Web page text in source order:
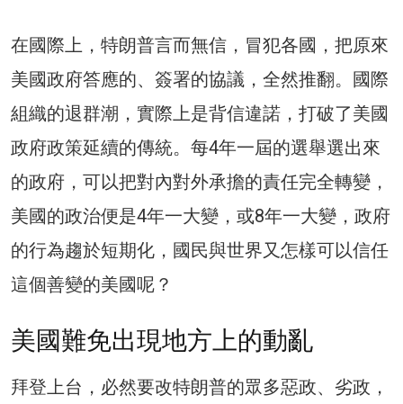
在國際上，特朗普言而無信，冒犯各國，把原來
美國政府答應的、簽署的協議，全然推翻。國際
組織的退群潮，實際上是背信違諾，打破了美國
政府政策延續的傳統。每4年一屆的選舉選出來
的政府，可以把對內對外承擔的責任完全轉變，
美國的政治便是4年一大變，或8年一大變，政府
的行為趨於短期化，國民與世界又怎樣可以信任
這個善變的美國呢？
美國難免出現地方上的動亂
拜登上台，必然要改特朗普的眾多惡政、劣政，